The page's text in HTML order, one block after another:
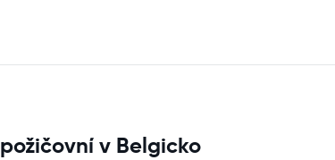
v Belgicko